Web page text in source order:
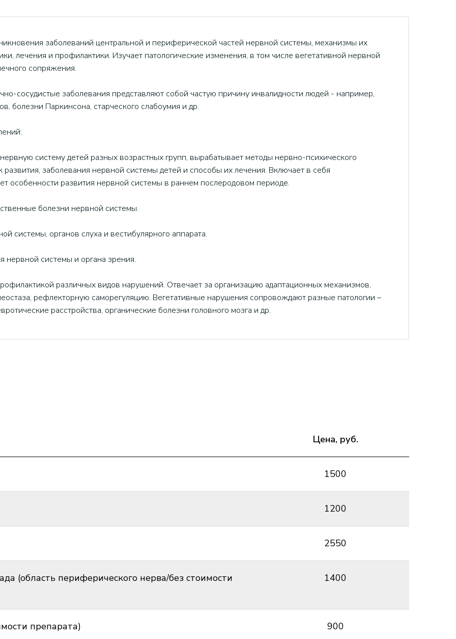
заболеваний центральной и периферической частей нервной системы, механизмы их
лечения и профилактики. Изучает патологические изменения, в том числе вегетативной нервной
сопряжения.
сосудистые заболевания представляют собой частую причину инвалидности людей - например,
болезни Паркинсона, старческого слабоумия и др.
систему детей разных возрастных групп, вырабатывает методы нервно-психического
заболевания нервной системы детей и способы их лечения. Включает в себя
особенности развития нервной системы в раннем послеродовом периоде.
болезни нервной системы.
системы, органов слуха и вестибулярного аппарата.
нервной системы и органа зрения.
различных видов нарушений. Отвечает за организацию адаптационных механизмов,
рефлекторную саморегуляцию. Вегетативные нарушения сопровождают разные патологии –
расстройства, органические болезни головного мозга и др.
Цена, руб.
1500
1200
2550
(область периферического нерва/без стоимости
1400
препарата) 900